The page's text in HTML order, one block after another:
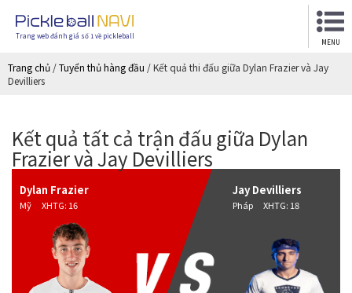
Trang web đánh giá số 1 về pickleball
MENU
Trang chủ /Tuyển thủ hàng đầu /Kết quả thi đấu giữa Dylan Frazier và Jay
Devilliers
Kết quả tất cả trận đấu giữa Dylan
Frazier và Jay Devilliers
Dylan Frazier
Mỹ XHTG: 16
Jay Devilliers
Pháp XHTG: 18